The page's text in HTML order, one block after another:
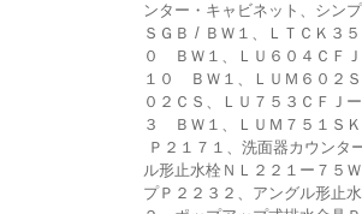
ンター・キャビネット、シン
ＳＧＢ / ＢＷ１、ＬＴＣＫ３
０ ＢＷ１、ＬＵ６０４ＣＦ
１０ ＢＷ１、ＬＵＭ６０２
０２ＣＳ、ＬＵ７５３ＣＦＪ
３ ＢＷ１、ＬＵＭ７５１Ｓ
Ｐ２１７１、洗面器カウンタ
ル形止水栓ＮＬ２２１ー７５
プＰ２２３２、アングル形